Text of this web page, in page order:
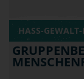
HASS-